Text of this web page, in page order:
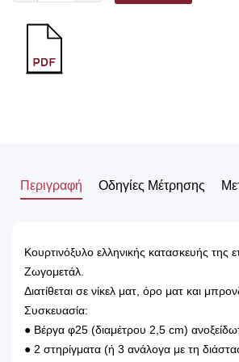
Περιγραφή Οδηγίες Μέτρησης
Κουρτινόξυλο ελληνικής κατασκευής της
Ζωγομετάλ.
Διατίθεται σε νίκελ ματ, όρο ματ και
Συσκευασία:
● Βέργα φ25 (διαμέτρου 2,5 cm)
● 2 στηρίγματα (ή 3 ανάλογα με τη